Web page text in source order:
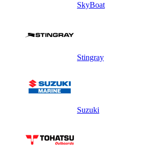
SkyBoat
Stingray
Suzuki